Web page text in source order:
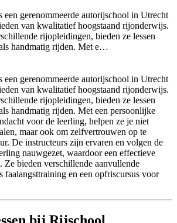
gerenommeerde autorijschool in Utrecht
van kwalitatief hoogstaand rijonderwijs.
rijopleidingen, bieden ze lessen
handmatig rijden. Met e…
gerenommeerde autorijschool in Utrecht
van kwalitatief hoogstaand rijonderwijs.
rijopleidingen, bieden ze lessen
handmatig rijden. Met een persoonlijke
voor de leerling, helpen ze je niet
maar ook om zelfvertrouwen op te
De instructeurs zijn ervaren en volgen de
nauwgezet, waardoor een effectieve
Ze bieden verschillende aanvullende
faalangsttraining en een opfriscursus voor
bij Rijschool